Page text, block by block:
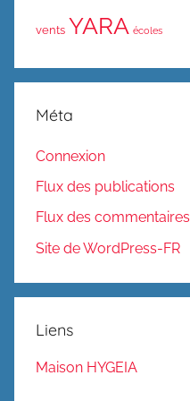
vents YARA écoles
Méta
Connexion
Flux des publications
Flux des commentaires
Site de WordPress-FR
Liens
Maison HYGEIA